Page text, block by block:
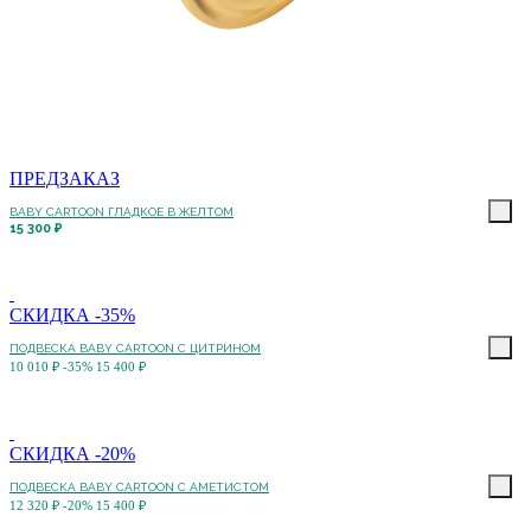
ПРЕДЗАКАЗ
BABY CARTOON ГЛАДКОЕ В ЖЕЛТОМ
15 300 ₽
СКИДКА -35%
ПОДВЕСКА BABY CARTOON С ЦИТРИНОМ
10 010 ₽ -35% 15 400 ₽
СКИДКА -20%
ПОДВЕСКА BABY CARTOON С АМЕТИСТОМ
12 320 ₽ -20% 15 400 ₽